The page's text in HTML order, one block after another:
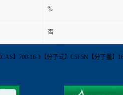
%
否
】700-16-3【分子式】C5F5N【分子量